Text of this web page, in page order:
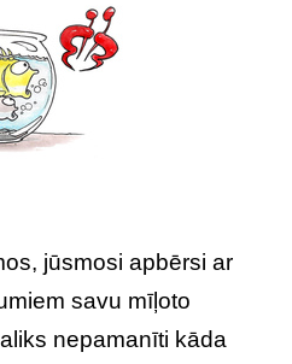
jūsmosi apbērsi ar
savu mīļoto
nepamanīti kāda